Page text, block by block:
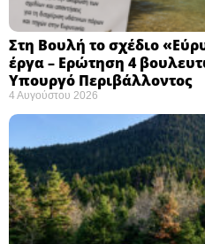
Στη Βουλή το σχέδιο
έργα – Ερώτηση 4
Υπουργό Περιβάλλοντος
4 Αυγούστου 2026